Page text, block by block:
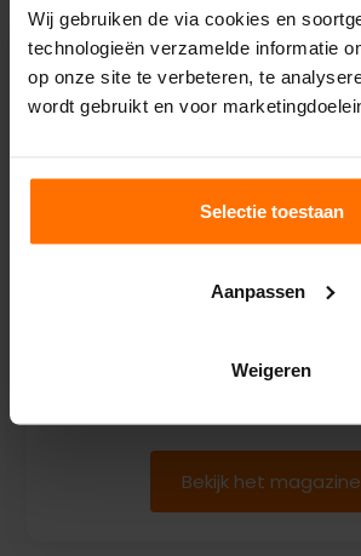
Wij gebruiken de via cookies en
technologieën verzamelde informatie
op onze site te verbeteren, te
wordt gebruikt en voor
Selectie toestaan
Aanpassen
Weigeren
kan dan gerichter meedenken over
de complete badkamer.
opdoen?
boordevol badkamer- en
Bekijk het magazine